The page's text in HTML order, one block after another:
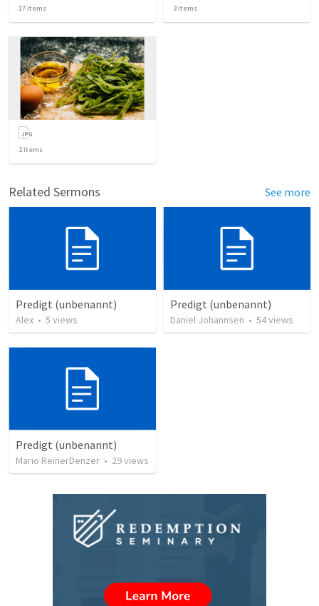
17 items 3 items
2items
Related Sermons See more
Predigt (unbenannt)
Alex • 5 views
Predigt (unbenannt)
Daniel Johannsen • 54views
Predigt (unbenannt)
Mario ReinerDenzer • 29views